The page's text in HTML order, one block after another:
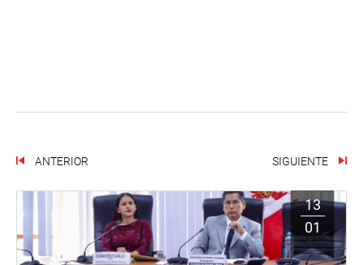
ANTERIOR SIGUIENTE
13
01